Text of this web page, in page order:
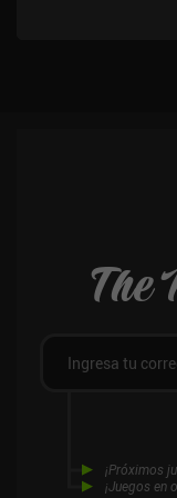
elevar nuestro «nivel
gratificantes porque
de progresión, y el
crear ese bucle de «una partida
juego de pago tanto para
innove en la fórmula
curva de poder
juego de acción
The
¡Próximos
¡Juegos en